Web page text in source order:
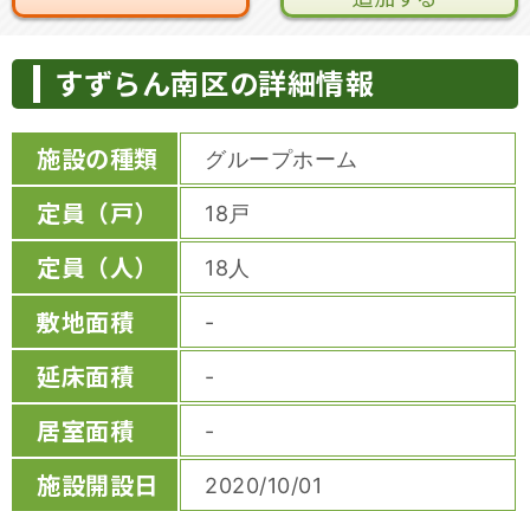
すずらん南区の詳細情報
施設の種類 グループホーム
定員（戸） 18戸
定員（人） 18人
敷地面積 -
延床面積 -
居室面積 -
施設開設日 2020/10/01